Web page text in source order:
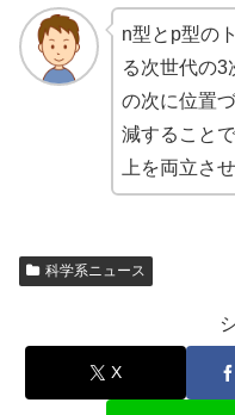
n型とp型の
る次世代の3
の次に位置
減すること
上を両立さ
科学系ニュース
X